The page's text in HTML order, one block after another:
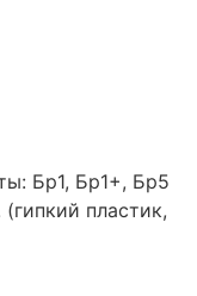
Бр1, Бр1+, Бр5
пластик,